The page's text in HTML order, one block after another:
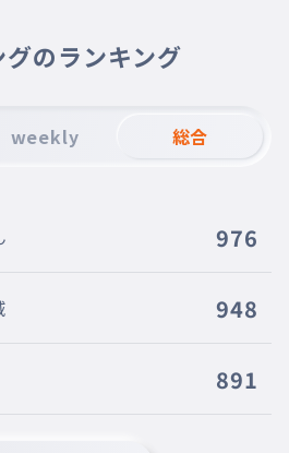
のランキング
weekly 総合
976
948
891